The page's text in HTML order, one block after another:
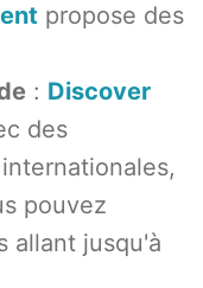
propose des
: Discover
des
pouvez
allant jusqu'à